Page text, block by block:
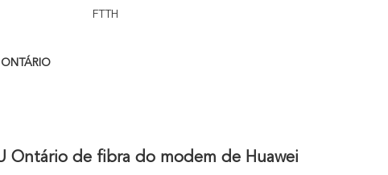
FTTH
Ontário de fibra do modem de Huawei